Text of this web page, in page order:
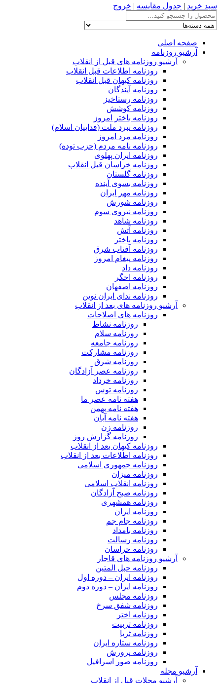
سبد خرید | جدول مقایسه | خروج
صفحه اصلی
آرشیو روزنامه
آرشیو روزنامه های قبل از انقلاب
روزنامه اطلاعات قبل انقلاب
روزنامه کیهان قبل انقلاب
روزنامه آیندگان
روزنامه رستاخیز
روزنامه کوشش
روزنامه باختر امروز
روزنامه نبرد ملت (فداییان اسلام)
روزنامه مرد امروز
روزنامه نامه مردم (حزب توده)
روزنامه ایران پهلوی
روزنامه خراسان قبل انقلاب
روزنامه گلستان
روزنامه بسوی آینده
روزنامه مهر ایران
روزنامه شورش
روزنامه نیروی سوم
روزنامه شاهد
روزنامه آتش
روزنامه باختر
روزنامه آفتاب شرق
روزنامه پیغام امروز
روزنامه داد
روزنامه اخگر
روزنامه اصفهان
روزنامه ندای ایران نوین
آرشیو روزنامه های بعد از انقلاب
روزنامه های اصلاحات
روزنامه نشاط
روزنامه سلام
روزنامه جامعه
روزنامه مشارکت
روزنامه شرق
روزنامه عصر آزادگان
روزنامه خرداد
روزنامه توس
هفته نامه عصر ما
هفته نامه بهمن
هفته نامه آبان
روزنامه زن
روزنامه گزارش روز
روزنامه کیهان بعد از انقلاب
روزنامه اطلاعات بعد از انقلاب
روزنامه جمهوری اسلامی
روزنامه میزان
روزنامه انقلاب اسلامی
روزنامه صبح آزادگان
روزنامه همشهری
روزنامه ایران
روزنامه جام جم
روزنامه بامداد
روزنامه رسالت
روزنامه خراسان
آرشیو روزنامه های قاجار
روزنامه حبل المتین
روزنامه ایران – دوره اول
روزنامه ایران – دوره دوم
روزنامه مجلس
روزنامه شفق سرخ
روزنامه اختر
روزنامه تربیت
روزنامه ثریا
روزنامه ستاره ایران
روزنامه پرورش
روزنامه صور اسرافیل
آرشیو مجله
آرشیو مجلات قبل از انقلاب